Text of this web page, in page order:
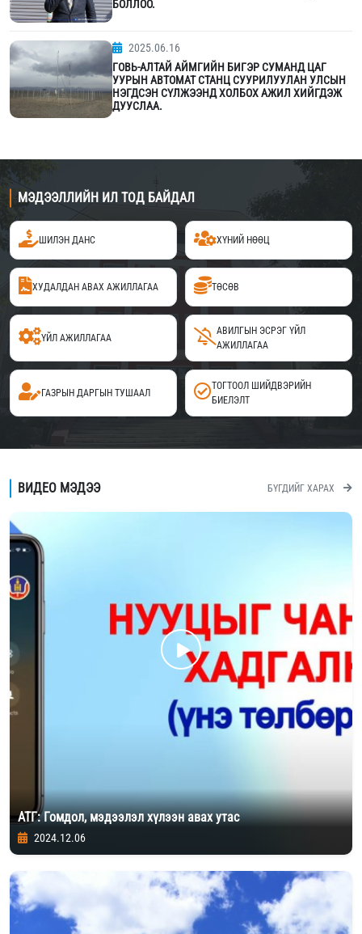
БОЛЛОО.
2025.06.16
ГОВЬ-АЛТАЙ АЙМГИЙН БИГЭР СУМАНД ЦАГ
УУРЫН АВТОМАТ СТАНЦ СУУРИЛУУЛАН УЛСЫН
НЭГДСЭН СҮЛЖЭЭНД ХОЛБОХ АЖИЛ ХИЙГДЭЖ
ДУУСЛАА.
МЭДЭЭЛЛИЙН ИЛ ТОД БАЙДАЛ
ШИЛЭН ДАНС ХҮНИЙ НӨӨЦ
ХУДАЛДАН АВАХ АЖИЛЛАГАА ТӨСӨВ
ҮЙЛ АЖИЛЛАГАА
АВИЛГЫН ЭСРЭГ ҮЙЛ
АЖИЛЛАГАА
ГАЗРЫН ДАРГЫН ТУШААЛ
ТОГТООЛ ШИЙДВЭРИЙН
БИЕЛЭЛТ
ВИДЕО МЭДЭЭ БҮГДИЙГ ХАРАХ
АТГ: Гомдол, мэдээлэл хүлээн авах утас
2024.12.06